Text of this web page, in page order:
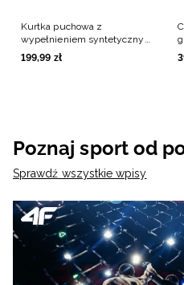
Kurtka puchowa z
wypełnieniem syntetycznym
chłopięca - zielona
199,99 zł
Poznaj sport od
Sprawdź wszystkie wpisy